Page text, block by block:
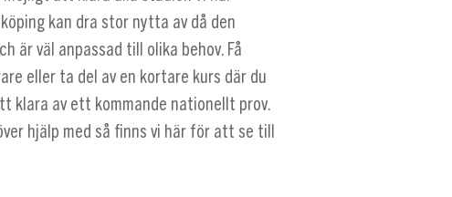
kan dra stor nytta av då den
är väl anpassad till olika behov. Få
eller ta del av en kortare kurs där du
klara av ett kommande nationellt prov.
hjälp med så finns vi här för att se till